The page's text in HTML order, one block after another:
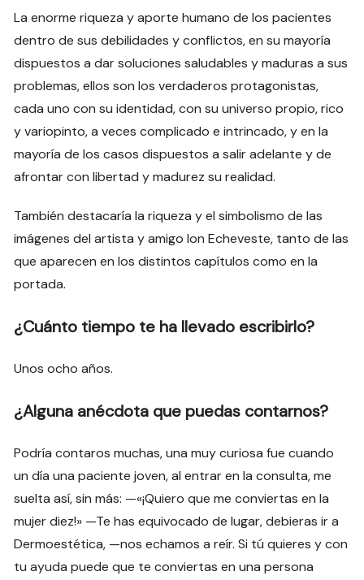
La enorme riqueza y aporte humano de los pacientes
dentro de sus debilidades y conflictos, en su mayoría
dispuestos a dar soluciones saludables y maduras a sus
problemas, ellos son los verdaderos protagonistas,
cada uno con su identidad, con su universo propio, rico
y variopinto, a veces complicado e intrincado, y en la
mayoría de los casos dispuestos a salir adelante y de
afrontar con libertad y madurez su realidad.
También destacaría la riqueza y el simbolismo de las
imágenes del artista y amigo Ion Echeveste, tanto de las
que aparecen en los distintos capítulos como en la
portada.
¿Cuánto tiempo te ha llevado escribirlo?
Unos ocho años.
¿Alguna anécdota que puedas contarnos?
Podría contaros muchas, una muy curiosa fue cuando
un día una paciente joven, al entrar en la consulta, me
suelta así, sin más: —«¡Quiero que me conviertas en la
mujer diez!» —Te has equivocado de lugar, debieras ir a
Dermoestética, —nos echamos a reír. Si tú quieres y con
tu ayuda puede que te conviertas en una persona